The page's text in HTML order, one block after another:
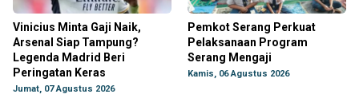
Vinicius Minta Gaji Naik,
Arsenal Siap Tampung?
Legenda Madrid Beri
Peringatan Keras
Jumat, 07 Agustus 2026
Pemkot Serang Perkuat
Pelaksanaan Program
Serang Mengaji
Kamis, 06 Agustus 2026